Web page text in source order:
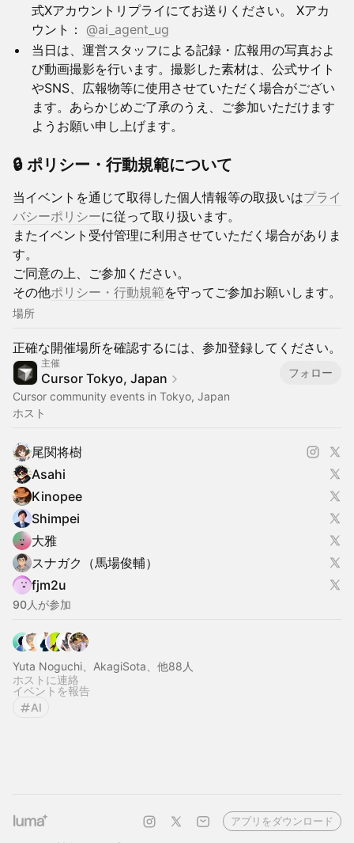
式Xアカウントリプライにてお送りください。 Xアカ
ウント： @ai_agent_ug
当日は、運営スタッフによる記録・広報用の写真およ
び動画撮影を行います。撮影した素材は、公式サイト
やSNS、広報物等に使用させていただく場合がござい
ます。あらかじめご了承のうえ、ご参加いただけます
ようお願い申し上げます。
🔒 ポリシー・行動規範について
当イベントを通じて取得した個人情報等の取扱いはプライ
バシーポリシーに従って取り扱います。
またイベント受付管理に利用させていただく場合がありま
す。
ご同意の上、ご参加ください。
その他ポリシー・行動規範を守ってご参加お願いします。
場所
正確な開催場所を確認するには、参加登録してください。
主催
Cursor Tokyo, Japan
フォロー
Cursor community events in Tokyo, Japan
ホスト
尾関将樹
Asahi
Kinopee
Shimpei
大雅
スナガク（馬場俊輔）
fjm2u
90人が参加
Yuta Noguchi、AkagiSota、他88人
ホストに連絡
イベントを報告
AI
アプリをダウンロード